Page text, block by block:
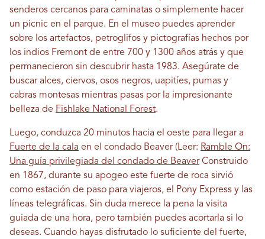
senderos cercanos para caminatas o simplemente hacer
un picnic en el parque. En el museo puedes aprender
sobre los artefactos, petroglifos y pictografías hechos por
los indios Fremont de entre 700 y 1300 años atrás y que
permanecieron sin descubrir hasta 1983. Asegúrate de
buscar alces, ciervos, osos negros, uapitíes, pumas y
cabras montesas mientras pasas por la impresionante
belleza de Fishlake National Forest.
Luego, conduzca 20 minutos hacia el oeste para llegar a
Fuerte de la cala en el condado Beaver (Leer: Ramble On:
Una guía privilegiada del condado de BeaverConstruido
en 1867, durante su apogeo este fuerte de roca sirvió
como estación de paso para viajeros, el Pony Express y las
líneas telegráficas. Sin duda merece la pena la visita
guiada de una hora, pero también puedes acortarla si lo
deseas. Cuando hayas disfrutado lo suficiente del fuerte,